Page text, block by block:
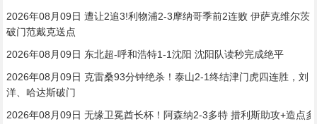
2026年08月09日 遭让2追3!利物浦2-3摩纳哥季前2连败 伊萨克维尔茨
破门范戴克送点
2026年08月09日 东北超-呼和浩特1-1沈阳 沈阳队读秒完成绝平
2026年08月09日 克雷桑93分钟绝杀！泰山2-1终结津门虎四连胜，刘
洋、哈达斯破门
2026年08月09日 无缘卫冕酋长杯！阿森纳2-3多特 措利斯助攻+造点多